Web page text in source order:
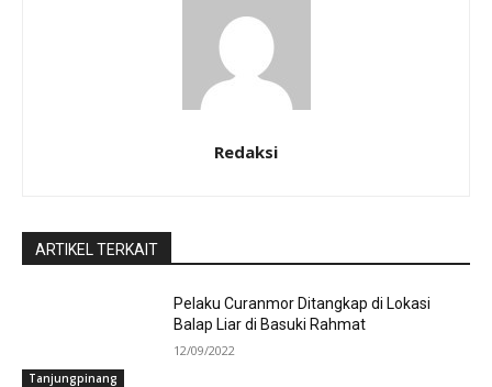
Redaksi
ARTIKEL TERKAIT
Tanjungpinang
Pelaku Curanmor Ditangkap di Lokasi
Balap Liar di Basuki Rahmat
12/09/2022